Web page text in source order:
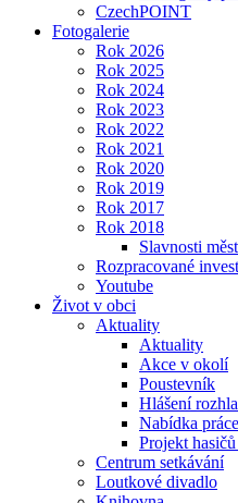
CzechPOINT
Fotogalerie
Rok 2026
Rok 2025
Rok 2024
Rok 2023
Rok 2022
Rok 2021
Rok 2020
Rok 2019
Rok 2017
Rok 2018
Slavnosti
Rozpracované
Youtube
Život v obci
Aktuality
Aktuality
Akce v okolí
Poustevník
Hlášení
Nabídka práce
Projekt
Centrum setkávání
Loutkové divadlo